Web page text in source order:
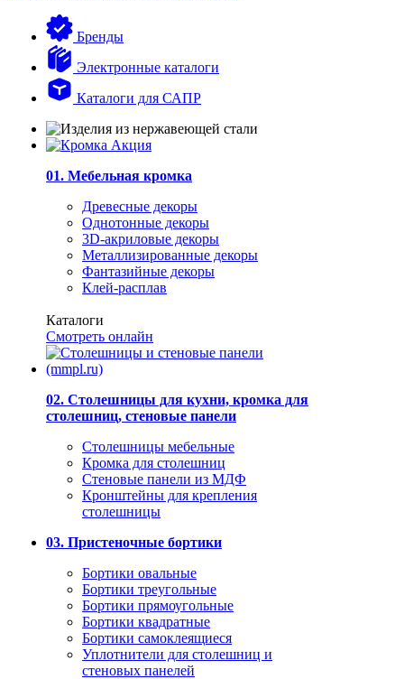
Бренды
Электронные каталоги
Каталоги для САПР
01. Мебельная кромка
Древесные декоры
Однотонные декоры
3D-акриловые декоры
Металлизированные декоры
Фантазийные декоры
Клей-расплав
Каталоги
Смотреть онлайн
02. Столешницы для кухни, кромка для
столешниц, стеновые панели
Столешницы мебельные
Кромка для столешниц
Стеновые панели из МДФ
Кронштейны для крепления
столешницы
03. Пристеночные бортики
Бортики овальные
Бортики треугольные
Бортики прямоугольные
Бортики квадратные
Бортики самоклеящиеся
Уплотнители для столешниц и
стеновых панелей